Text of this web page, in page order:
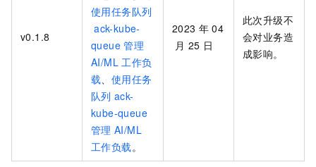
v0.1.8
使用任务队列
ack-kube-
queue 管理
AI/ML 工作负
载
使用任务
队列 ack-
kube-queue
管理 AI/ML
工作负载 。
2023 年 04
月 25 日
此次升级不
会对业务造
成影响。